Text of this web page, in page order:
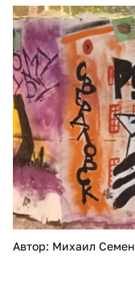
photo-2026-
Автор: Михаил